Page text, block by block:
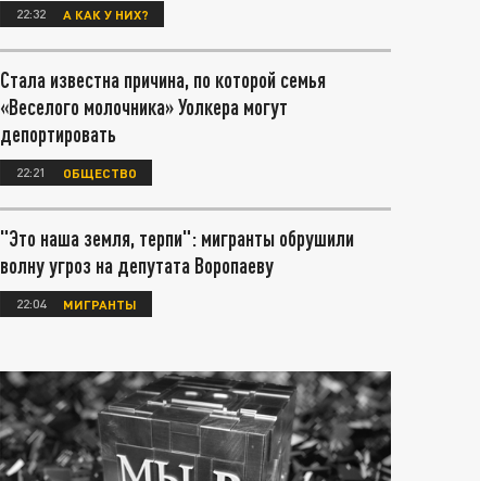
22:32 А КАК У НИХ?
Стала известна причина, по которой семья
«Веселого молочника» Уолкера могут
депортировать
22:21 ОБЩЕСТВО
"Это наша земля, терпи": мигранты обрушили
волну угроз на депутата Воропаеву
22:04 МИГРАНТЫ